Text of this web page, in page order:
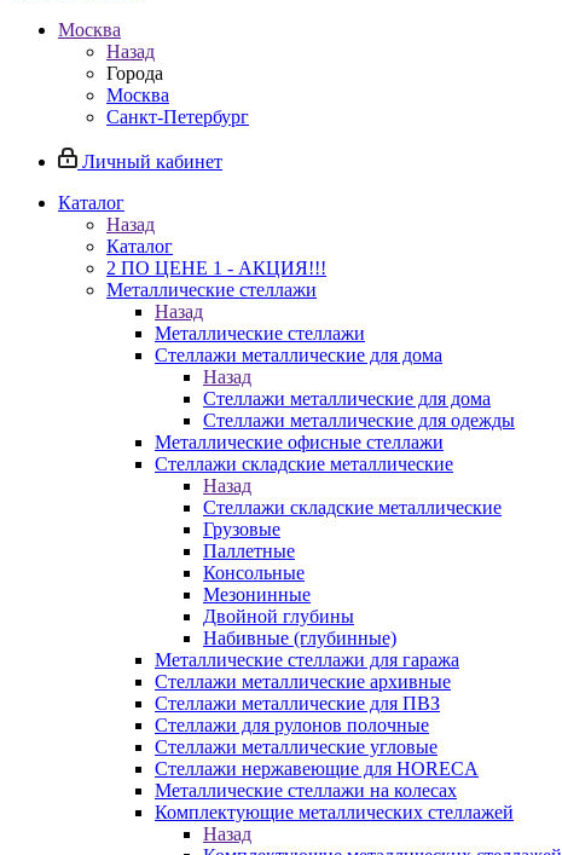
Москва
Назад
Города
Москва
Санкт-Петербург
Личный кабинет
Каталог
Назад
Каталог
2 ПО ЦЕНЕ 1 - АКЦИЯ!!!
Металлические стеллажи
Назад
Металлические стеллажи
Стеллажи металлические для дома
Назад
Стеллажи металлические для дома
Стеллажи металлические для одежды
Металлические офисные стеллажи
Стеллажи складские металлические
Назад
Стеллажи складские металлические
Грузовые
Паллетные
Консольные
Мезонинные
Двойной глубины
Набивные (глубинные)
Металлические стеллажи для гаража
Стеллажи металлические архивные
Стеллажи металлические для ПВЗ
Стеллажи для рулонов полочные
Стеллажи металлические угловые
Стеллажи нержавеющие для HORECA
Металлические стеллажи на колесах
Комплектующие металлических стеллажей
Назад